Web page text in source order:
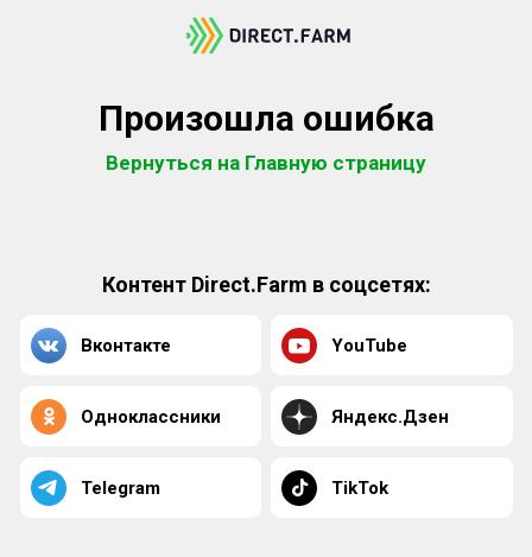
Произошла ошибка
Вернуться на Главную страницу
Контент Direct.Farm в соцсетях:
Вконтакте YouTube
Одноклассники Яндекс.Дзен
Telegram TikTok